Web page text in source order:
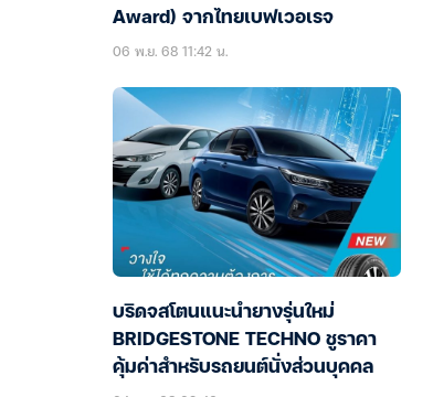
Award) จากไทยเบฟเวอเรจ
06 พ.ย. 68 11:42 น.
บริดจสโตนแนะนำยางรุ่นใหม่
BRIDGESTONE TECHNO ชูราคา
คุ้มค่าสำหรับรถยนต์นั่งส่วนบุคคล